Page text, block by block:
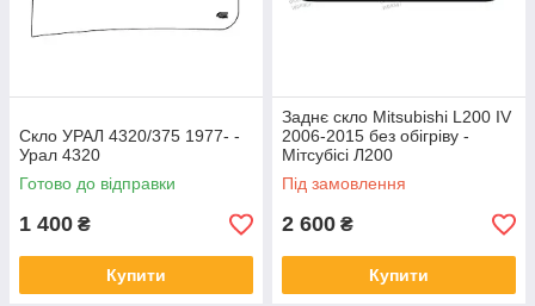
Скло УРАЛ 4320/375 1977- -
Урал 4320
Готово до відправки
1 400 ₴
Купити
Заднє скло Mitsubishi L200 IV
2006-2015 без обігріву -
Мітсубісі Л200
Під замовлення
2 600 ₴
Купити